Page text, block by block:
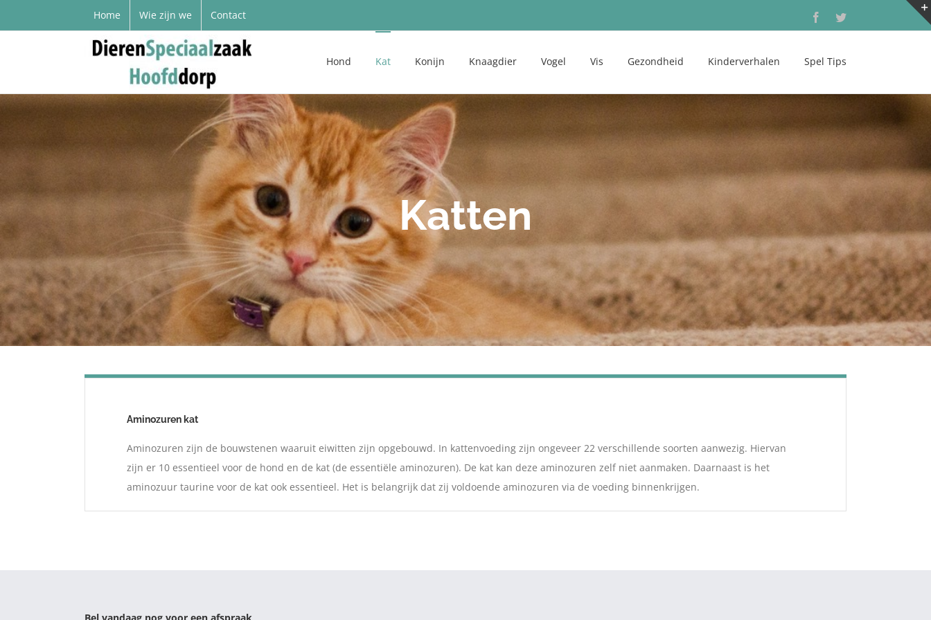
Home Wie zijn we Contact FacebookTwitter
Hond Kat Konijn Knaagdier Vogel Vis Gezondheid Kinderverhalen Spel Tips
Katten
Aminozuren kat
Aminozuren zijn de bouwstenen waaruit eiwitten zijn opgebouwd. In kattenvoeding zijn ongeveer 22 verschillende soorten aanwezig. Hiervan
zijn er 10 essentieel voor de hond en de kat (de essentiële aminozuren). De kat kan deze aminozuren zelf niet aanmaken. Daarnaast is het
aminozuur taurine voor de kat ook essentieel. Het is belangrijk dat zij voldoende aminozuren via de voeding binnenkrijgen.